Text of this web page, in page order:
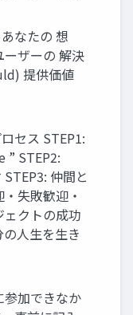
なたの 想
ザーの 解決
提供価値
セス STEP1:
” STEP2:
STEP3: 仲間と
失敗歓迎・
クトの成功
人生を生き
参加できなか